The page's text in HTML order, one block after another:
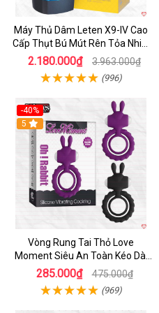
Máy Thủ Dâm Leten X9-IV Cao
Cấp Thụt Bú Mút Rên Tỏa Nhiệt
Sạc Pin
2.180.000₫ 3.963.000₫
(996)
-40%
5
Vòng Rung Tai Thỏ Love
Moment Siêu An Toàn Kéo Dài
Thời Gian
285.000₫ 475.000₫
(969)